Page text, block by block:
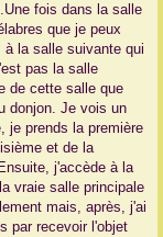
fois dans la salle
que je peux
à la salle suivante qui
pas la salle
de cette salle que
donjon. Je vois un
je prends la première
et de la
j'accède à la
vraie salle principale
mais, après, j'ai
par recevoir l'objet